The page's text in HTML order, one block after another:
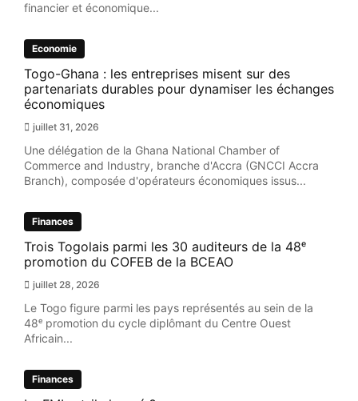
financier et économique...
Economie
Togo-Ghana : les entreprises misent sur des
partenariats durables pour dynamiser les échanges
économiques
juillet 31, 2026
Une délégation de la Ghana National Chamber of
Commerce and Industry, branche d'Accra (GNCCI Accra
Branch), composée d'opérateurs économiques issus...
Finances
Trois Togolais parmi les 30 auditeurs de la 48ᵉ
promotion du COFEB de la BCEAO
juillet 28, 2026
Le Togo figure parmi les pays représentés au sein de la
48ᵉ promotion du cycle diplômant du Centre Ouest
Africain...
Finances